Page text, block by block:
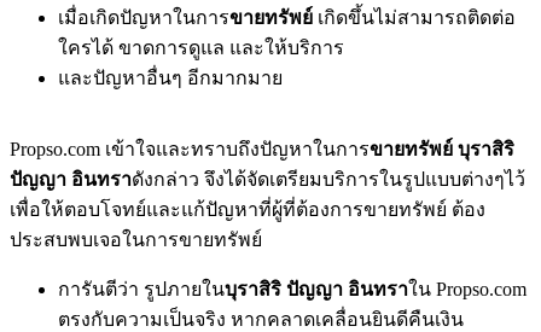
เมื่อเกิดปัญหาในการขายทรัพย์ เกิดขึ้นไม่สามารถติดต่อ
ใครได้ ขาดการดูแล และให้บริการ
และปัญหาอื่นๆ อีกมากมาย
Propso.com เข้าใจและทราบถึงปัญหาในการขายทรัพย์ บุราสิริ
ปัญญา อินทราดังกล่าว จึงได้จัดเตรียมบริการในรูปแบบต่างๆไว้
เพื่อให้ตอบโจทย์และแก้ปัญหาที่ผู้ที่ต้องการขายทรัพย์ ต้อง
ประสบพบเจอในการขายทรัพย์
การันตีว่า รูปภายในบุราสิริ ปัญญา อินทราใน Propso.com
ตรงกับความเป็นจริง หากคลาดเคลื่อนยินดีคืนเงิน